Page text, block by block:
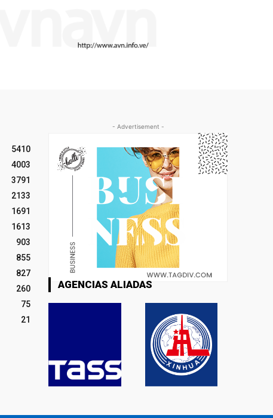
5410
4003
3791
2133
1691
1613
903
855
827
260
75
21
- Advertisement -
AGENCIAS ALIADAS